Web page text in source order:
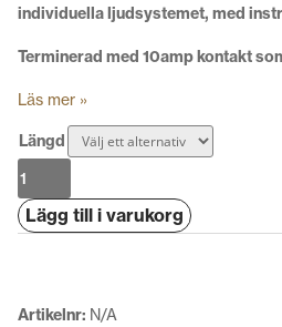
individuella ljudsystemet, med
Terminerad med 10amp kontakt
Läs mer »
Längd
Ansuz
Mainz
X-Lägg till i varukorg
Artikelnr: N/A